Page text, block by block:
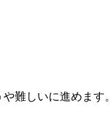
難しいに進めます。